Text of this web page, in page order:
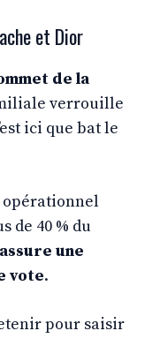
et Dior
de la
verrouille
ici que bat le
opérationnel
de 40 % du
assure une
vote.
pour saisir